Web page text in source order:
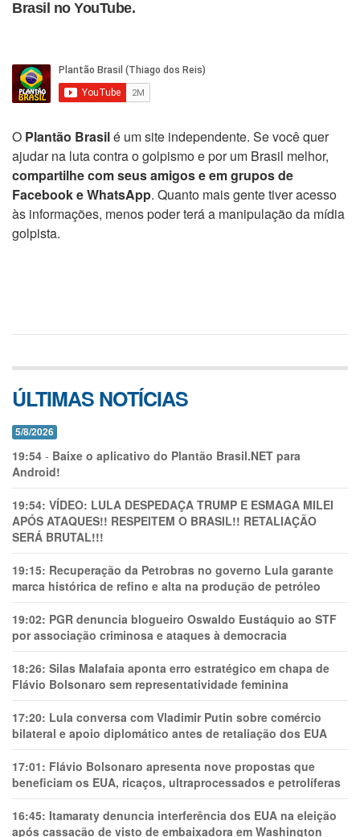
Brasil no YouTube.
O Plantão Brasilé um site independente. Se você quer
ajudar na luta contra o golpismo e por um Brasil melhor,
compartilhe com seus amigos e em grupos de
Facebook e WhatsApp. Quanto mais gente tiver acesso
às informações, menos poder terá a manipulação da mídia
golpista.
ÚLTIMAS NOTÍCIAS
5/8/2026
19:54 - Baixe o aplicativo do Plantão Brasil.NET para
Android!
19:54: VÍDEO: LULA DESPEDAÇA TRUMP E ESMAGA MILEI
APÓS ATAQUES!! RESPEITEM O BRASIL!! RETALIAÇÃO
SERÁ BRUTAL!!!
19:15: Recuperação da Petrobras no governo Lula garante
marca histórica de refino e alta na produção de petróleo
19:02: PGR denuncia blogueiro Oswaldo Eustáquio ao STF
por associação criminosa e ataques à democracia
18:26: Silas Malafaia aponta erro estratégico em chapa de
Flávio Bolsonaro sem representatividade feminina
17:20: Lula conversa com Vladimir Putin sobre comércio
bilateral e apoio diplomático antes de retaliação dos EUA
17:01: Flávio Bolsonaro apresenta nove propostas que
beneficiam os EUA, ricaços, ultraprocessados e petrolíferas
16:45: Itamaraty denuncia interferência dos EUA na eleição
após cassação de visto de embaixadora em Washington